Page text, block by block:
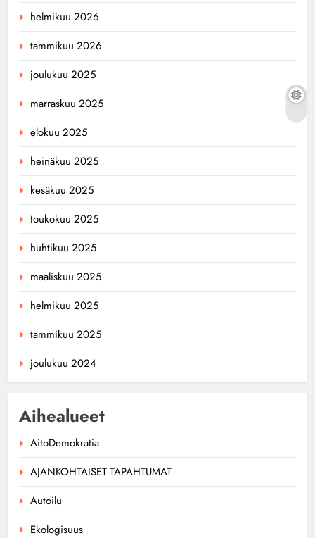
helmikuu 2026
tammikuu 2026
joulukuu 2025
marraskuu 2025
elokuu 2025
heinäkuu 2025
kesäkuu 2025
toukokuu 2025
huhtikuu 2025
maaliskuu 2025
helmikuu 2025
tammikuu 2025
joulukuu 2024
Aihealueet
AitoDemokratia
AJANKOHTAISET TAPAHTUMAT
Autoilu
Ekologisuus